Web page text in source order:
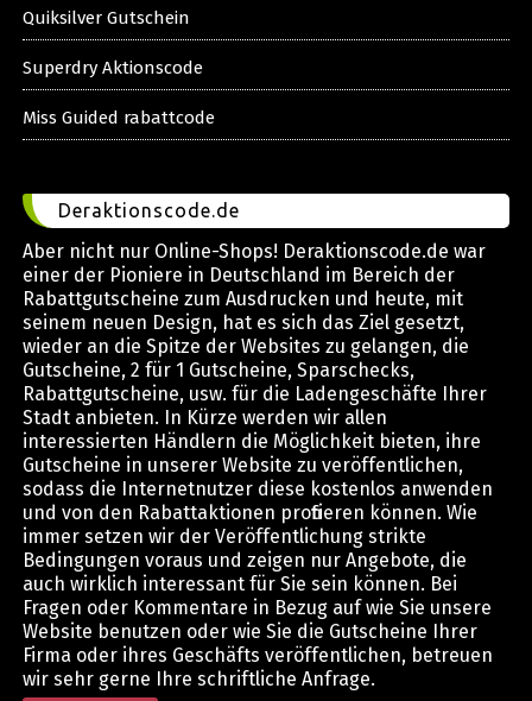
Quiksilver Gutschein
Superdry Aktionscode
Miss Guided rabattcode
Deraktionscode.de
Aber nicht nur Online-Shops! Deraktionscode.de war
einer der Pioniere in Deutschland im Bereich der
Rabattgutscheine zum Ausdrucken und heute, mit
seinem neuen Design, hat es sich das Ziel gesetzt,
wieder an die Spitze der Websites zu gelangen, die
Gutscheine, 2 für 1 Gutscheine, Sparschecks,
Rabattgutscheine, usw. für die Ladengeschäfte Ihrer
Stadt anbieten. In Kürze werden wir allen
interessierten Händlern die Möglichkeit bieten, ihre
Gutscheine in unserer Website zu veröffentlichen,
sodass die Internetnutzer diese kostenlos anwenden
und von den Rabattaktionen profitieren können. Wie
immer setzen wir der Veröffentlichung strikte
Bedingungen voraus und zeigen nur Angebote, die
auch wirklich interessant für Sie sein können. Bei
Fragen oder Kommentare in Bezug auf wie Sie unsere
Website benutzen oder wie Sie die Gutscheine Ihrer
Firma oder ihres Geschäfts veröffentlichen, betreuen
wir sehr gerne Ihre schriftliche Anfrage.